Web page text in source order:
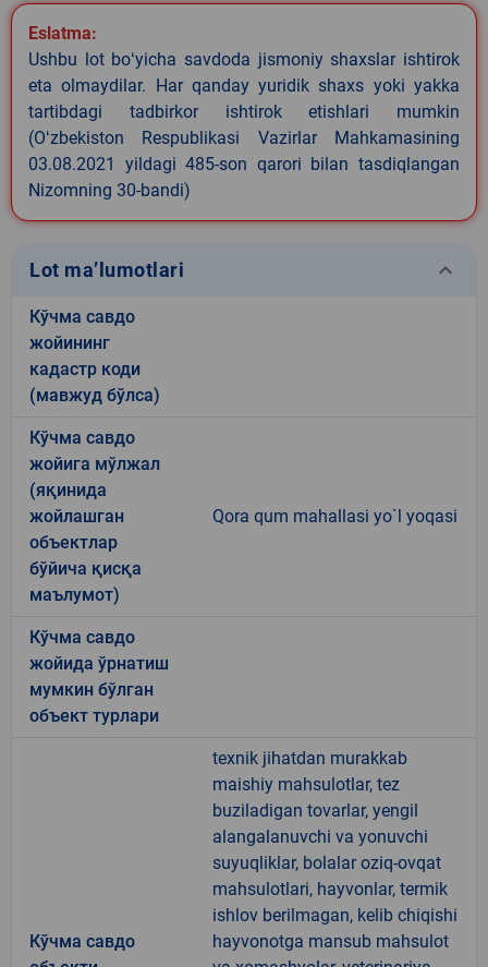
Eslatma:
Ushbu lot boʻyicha savdoda jismoniy shaxslar ishtirok
eta olmaydilar. Har qanday yuridik shaxs yoki yakka
tartibdagi tadbirkor ishtirok etishlari mumkin
(Oʻzbekiston Respublikasi Vazirlar Mahkamasining
03.08.2021 yildagi 485-son qarori bilan tasdiqlangan
Nizomning 30-bandi)
Lot ma’lumotlari keyboard_arrow_down
Кўчма савдо
жойининг
кадастр коди
(мавжуд бўлса)
Кўчма савдо
жойига мўлжал
(яқинида
жойлашган
объектлар
бўйича қисқа
маълумот)
Qora qum mahallasi yo`l yoqasi
Кўчма савдо
жойида ўрнатиш
мумкин бўлган
объект турлари
Кўчма савдо
texnik jihatdan murakkab
maishiy mahsulotlar, tez
buziladigan tovarlar, yengil
alangalanuvchi va yonuvchi
suyuqliklar, bolalar oziq-ovqat
mahsulotlari, hayvonlar, termik
ishlov berilmagan, kelib chiqishi
hayvonotga mansub mahsulot